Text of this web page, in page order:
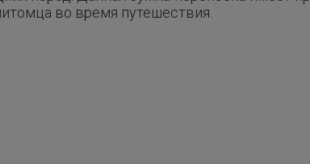
во время путешествия.